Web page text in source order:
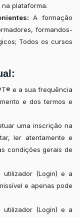
plataforma.
A formação
formandos-
Todos os cursos
e a sua frequência
e dos termos e
uma inscrição na
ler atentamente e
condições gerais de
(Login) e a
e apenas pode
(Login) e a